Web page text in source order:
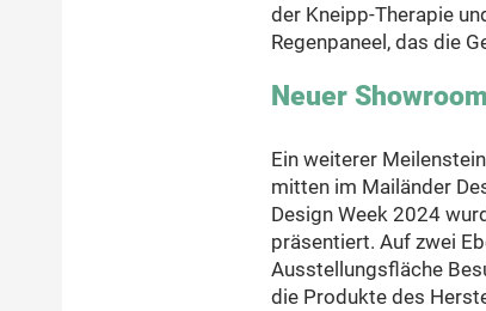
der Kneipp-Therapie
Regenpaneel, das die
Neuer
Ein weiterer
mitten im Mailänder
Design Week 2024
präsentiert. Auf zwei
Ausstellungsfläche
die Produkte des